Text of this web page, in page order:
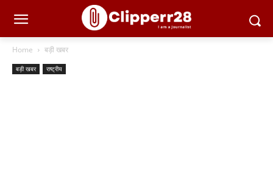
Home बड़ी खबर
बड़ी खबर राष्ट्रीय